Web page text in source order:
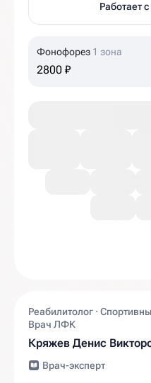
Работает
Фонофорез 1 зона
2800 ₽
Реабилитолог ·
Врач ЛФК
Кряжев Денис
Врач-эксперт